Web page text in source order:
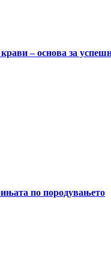
– основа за
по породувањето